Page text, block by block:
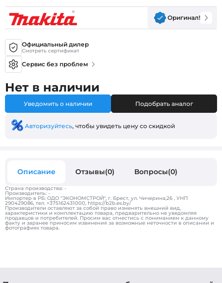
Оригинал!
Официальный дилер
Смотреть сертификат
Сервис без проблем
Нет в наличии
Уведомить о наличии Подобрать аналог
Авторизуйтесь, чтобы увидеть цену со скидкой
Описание Отзывы(0) Вопросы(0)
Страна производства: -
Производитель: -
Импортер в РБ: ОДО "ЭКОНОМСТРОЙ", г. Брест, ул. Чичерина,26 , УНП
290429086, тел. +375162431000, https://b2b.es.by/
Производители оставляют за собой право изменять внешний вид,
характеристики и комплектацию товара, предварительно не уведомляя
продавцов и потребителей. Просим вас отнестись с пониманием к данному
факту и заранее приносим извинения за возможные неточности в описании и
фотографиях товара.